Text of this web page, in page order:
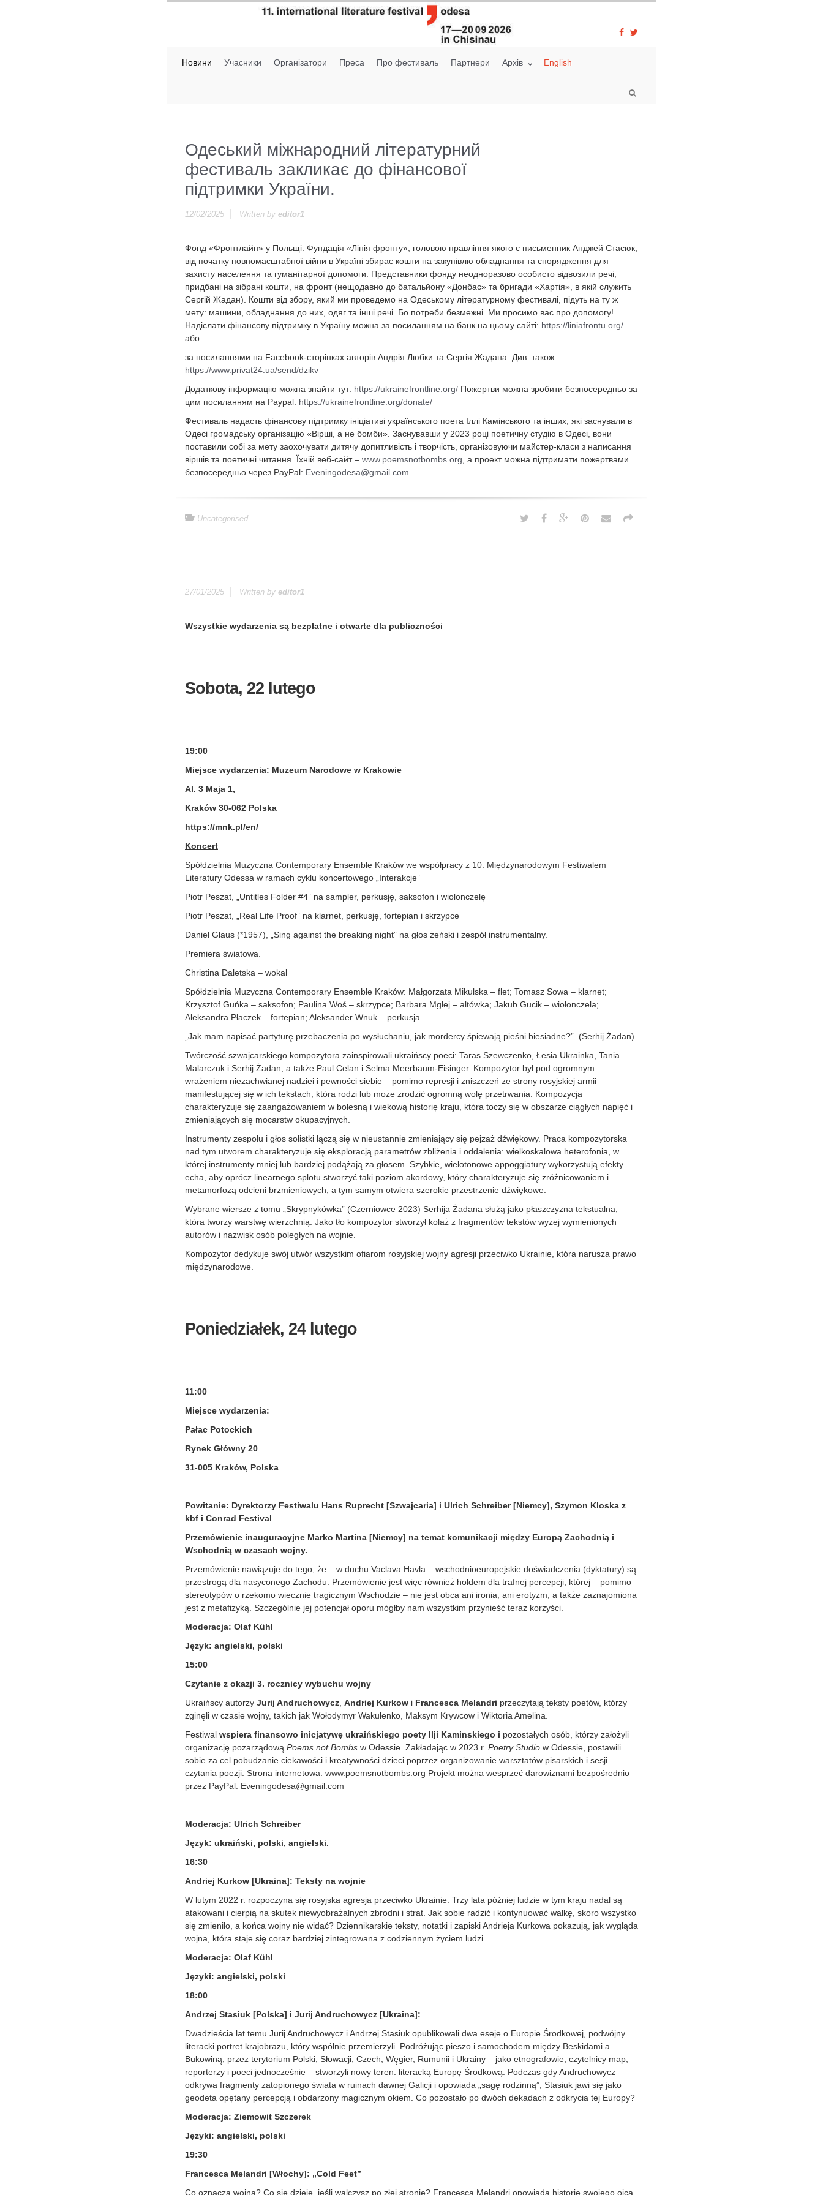
Новини Учасники Організатори Преса Про фестиваль Партнери Архiв English
Одеський міжнародний літературний
фестиваль закликає до фінансової
підтримки України.
12/02/2025 Written by editor1
Фонд «Фронтлайн» у Польщі: Фундація «Лінія фронту», головою правління якого є письменник Анджей Стасюк,
від початку повномасштабної війни в Україні збирає кошти на закупівлю обладнання та спорядження для
захисту населення та гуманітарної допомоги. Представники фонду неодноразово особисто відвозили речі,
придбані на зібрані кошти, на фронт (нещодавно до батальйону «Донбас» та бригади «Хартія», в якій служить
Сергій Жадан). Кошти від збору, який ми проведемо на Одеському літературному фестивалі, підуть на ту ж
мету: машини, обладнання до них, одяг та інші речі. Бо потреби безмежні. Ми просимо вас про допомогу!
Надіслати фінансову підтримку в Україну можна за посиланням на банк на цьому сайті: https://liniafrontu.org/ –
або
за посиланнями на Facebook-сторінках авторів Андрія Любки та Сергія Жадана. Див. також
https://www.privat24.ua/send/dzikv
Додаткову інформацію можна знайти тут: https://ukrainefrontline.org/ Пожертви можна зробити безпосередньо за
цим посиланням на Paypal: https://ukrainefrontline.org/donate/
Фестиваль надасть фінансову підтримку ініціативі українського поета Іллі Камінського та інших, які заснували в
Одесі громадську організацію «Вірші, а не бомби». Заснувавши у 2023 році поетичну студію в Одесі, вони
поставили собі за мету заохочувати дитячу допитливість і творчість, організовуючи майстер-класи з написання
віршів та поетичні читання. Їхній веб-сайт – www.poemsnotbombs.org , а проект можна підтримати пожертвами
безпосередньо через PayPal: Eveningodesa@gmail.com
Uncategorised
27/01/2025 Written by editor1
Wszystkie wydarzenia są bezpłatne i otwarte dla publiczności
Sobota, 22 lutego
19:00
Miejsce wydarzenia: Muzeum Narodowe w Krakowie
Al. 3 Maja 1,
Kraków 30-062 Polska
https://mnk.pl/en/
Koncert
Spółdzielnia Muzyczna Contemporary Ensemble Kraków we współpracy z 10. Międzynarodowym Festiwalem
Literatury Odessa w ramach cyklu koncertowego „Interakcje”
Piotr Peszat, „Untitles Folder #4” na sampler, perkusję, saksofon i wiolonczelę
Piotr Peszat, „Real Life Proof” na klarnet, perkusję, fortepian i skrzypce
Daniel Glaus (*1957), „Sing against the breaking night” na głos żeński i zespół instrumentalny.
Premiera światowa.
Christina Daletska – wokal
Spółdzielnia Muzyczna Contemporary Ensemble Kraków: Małgorzata Mikulska – flet; Tomasz Sowa – klarnet;
Krzysztof Guńka – saksofon; Paulina Woś – skrzypce; Barbara Mglej – altówka; Jakub Gucik – wiolonczela;
Aleksandra Płaczek – fortepian; Aleksander Wnuk – perkusja
„Jak mam napisać partyturę przebaczenia po wysłuchaniu, jak mordercy śpiewają pieśni biesiadne?” (Serhij Żadan)
Twórczość szwajcarskiego kompozytora zainspirowali ukraińscy poeci: Taras Szewczenko, Łesia Ukrainka, Tania
Malarczuk i Serhij Żadan, a także Paul Celan i Selma Meerbaum-Eisinger. Kompozytor był pod ogromnym
wrażeniem niezachwianej nadziei i pewności siebie – pomimo represji i zniszczeń ze strony rosyjskiej armii –
manifestującej się w ich tekstach, która rodzi lub może zrodzić ogromną wolę przetrwania. Kompozycja
charakteryzuje się zaangażowaniem w bolesną i wiekową historię kraju, która toczy się w obszarze ciągłych napięć i
zmieniających się mocarstw okupacyjnych.
Instrumenty zespołu i głos solistki łączą się w nieustannie zmieniający się pejzaż dźwiękowy. Praca kompozytorska
nad tym utworem charakteryzuje się eksploracją parametrów zbliżenia i oddalenia: wielkoskalowa heterofonia, w
której instrumenty mniej lub bardziej podążają za głosem. Szybkie, wielotonowe appoggiatury wykorzystują efekty
echa, aby oprócz linearnego splotu stworzyć taki poziom akordowy, który charakteryzuje się zróżnicowaniem i
metamorfozą odcieni brzmieniowych, a tym samym otwiera szerokie przestrzenie dźwiękowe.
Wybrane wiersze z tomu „Skrypnykówka” (Czerniowce 2023) Serhija Żadana służą jako płaszczyzna tekstualna,
która tworzy warstwę wierzchnią. Jako tło kompozytor stworzył kolaż z fragmentów tekstów wyżej wymienionych
autorów i nazwisk osób poległych na wojnie.
Kompozytor dedykuje swój utwór wszystkim ofiarom rosyjskiej wojny agresji przeciwko Ukrainie, która narusza prawo
międzynarodowe.
Poniedziałek, 24 lutego
11:00
Miejsce wydarzenia:
Pałac Potockich
Rynek Główny 20
31-005 Kraków, Polska
Powitanie: Dyrektorzy Festiwalu Hans Ruprecht [Szwajcaria] i Ulrich Schreiber [Niemcy], Szymon Kloska z
kbf i Conrad Festival
Przemówienie inauguracyjne Marko Martina [Niemcy] na temat komunikacji między Europą Zachodnią i
Wschodnią w czasach wojny.
Przemówienie nawiązuje do tego, że – w duchu Vaclava Havla – wschodnioeuropejskie doświadczenia (dyktatury) są
przestrogą dla nasyconego Zachodu. Przemówienie jest więc również hołdem dla trafnej percepcji, której – pomimo
stereotypów o rzekomo wiecznie tragicznym Wschodzie – nie jest obca ani ironia, ani erotyzm, a także zaznajomiona
jest z metafizyką. Szczególnie jej potencjał oporu mógłby nam wszystkim przynieść teraz korzyści.
Moderacja: Olaf Kühl
Język: angielski, polski
15:00
Czytanie z okazji 3. rocznicy wybuchu wojny
Ukraińscy autorzy Jurij Andruchowycz Andriej Kurkow i Francesca Melandri przeczytają teksty poetów, którzy
zginęli w czasie wojny, takich jak Wołodymyr Wakulenko, Maksym Krywcow i Wiktoria Amelina.
Festiwal wspiera finansowo inicjatywę ukraińskiego poety Ilji Kaminskiego i pozostałych osób, którzy założyli
organizację pozarządową Poems not Bombs w Odessie. Zakładając w 2023 r. Poetry Studio w Odessie, postawili
sobie za cel pobudzanie ciekawości i kreatywności dzieci poprzez organizowanie warsztatów pisarskich i sesji
czytania poezji. Strona internetowa: www.poemsnotbombs.org Projekt można wesprzeć darowiznami bezpośrednio
przez PayPal: Eveningodesa@gmail.com
Moderacja: Ulrich Schreiber
Język: ukraiński, polski, angielski.
16:30
Andriej Kurkow [Ukraina]: Teksty na wojnie
W lutym 2022 r. rozpoczyna się rosyjska agresja przeciwko Ukrainie. Trzy lata później ludzie w tym kraju nadal są
atakowani i cierpią na skutek niewyobrażalnych zbrodni i strat. Jak sobie radzić i kontynuować walkę, skoro wszystko
się zmieniło, a końca wojny nie widać? Dziennikarskie teksty, notatki i zapiski Andrieja Kurkowa pokazują, jak wygląda
wojna, która staje się coraz bardziej zintegrowana z codziennym życiem ludzi.
Moderacja: Olaf Kühl
Języki: angielski, polski
18:00
Andrzej Stasiuk [Polska] i Jurij Andruchowycz [Ukraina]:
Dwadzieścia lat temu Jurij Andruchowycz i Andrzej Stasiuk opublikowali dwa eseje o Europie Środkowej, podwójny
literacki portret krajobrazu, który wspólnie przemierzyli. Podróżując pieszo i samochodem między Beskidami a
Bukowiną, przez terytorium Polski, Słowacji, Czech, Węgier, Rumunii i Ukrainy – jako etnografowie, czytelnicy map,
reporterzy i poeci jednocześnie – stworzyli nowy teren: literacką Europę Środkową. Podczas gdy Andruchowycz
odkrywa fragmenty zatopionego świata w ruinach dawnej Galicji i opowiada „sagę rodzinną”, Stasiuk jawi się jako
geodeta opętany percepcją i obdarzony magicznym okiem. Co pozostało po dwóch dekadach z odkrycia tej Europy?
Moderacja: Ziemowit Szczerek
Języki: angielski, polski
19:30
Francesca Melandri [Włochy]: „Cold Feet”
Co oznacza wojna? Co się dzieje, jeśli walczysz po złej stronie? Francesca Melandri opowiada historię swojego ojca